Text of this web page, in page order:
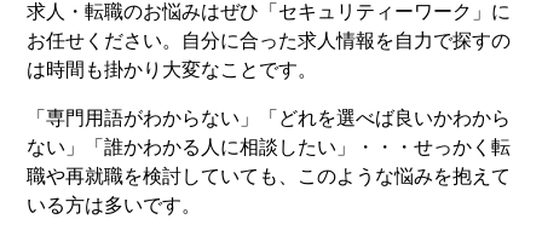
求人・転職のお悩みはぜひ「セキュリティーワーク」に
お任せください。自分に合った求人情報を自力で探すの
は時間も掛かり大変なことです。
「専門用語がわからない」「どれを選べば良いかわから
ない」「誰かわかる人に相談したい」・・・せっかく転
職や再就職を検討していても、このような悩みを抱えて
いる方は多いです。